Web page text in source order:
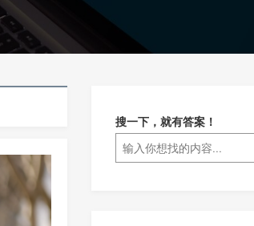
搜一下，就有答案！